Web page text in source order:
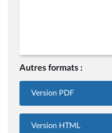
Autres formats :
Version PDF
Version HTML